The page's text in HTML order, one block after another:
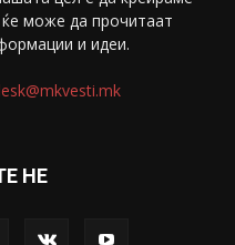
може да прочитаат
и идеи.
НЕ